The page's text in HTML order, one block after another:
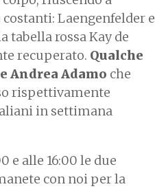
Laengenfelder e
tabella rossa Kay de
recuperato. Qualche
Andrea Adamo che
rispettivamente
in settimana
e alle 16:00 le due
con noi per la